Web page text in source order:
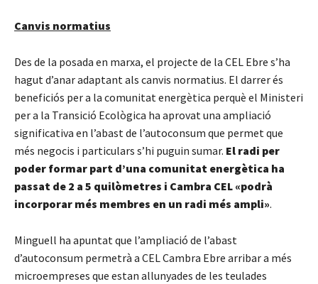
Canvis normatius
Des de la posada en marxa, el projecte de la CEL Ebre s’ha
hagut d’anar adaptant als canvis normatius. El darrer és
beneficiós per a la comunitat energètica perquè el Ministeri
per a la Transició Ecològica ha aprovat una ampliació
significativa en l’abast de l’autoconsum que permet que
més negocis i particulars s’hi puguin sumar. El radi per
poder formar part d’una comunitat energètica ha
passat de 2 a 5 quilòmetres i Cambra CEL «podrà
incorporar més membres en un radi més ampli».
Minguell ha apuntat que l’ampliació de l’abast
d’autoconsum permetrà a CEL Cambra Ebre arribar a més
microempreses que estan allunyades de les teulades